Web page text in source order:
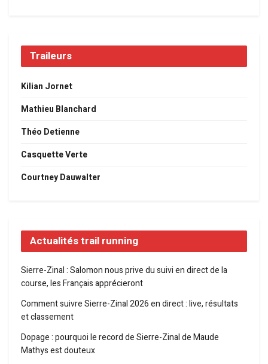
Traileurs
Kilian Jornet
Mathieu Blanchard
Théo Detienne
Casquette Verte
Courtney Dauwalter
Actualités trail running
Sierre-Zinal : Salomon nous prive du suivi en direct de la
course, les Français apprécieront
Comment suivre Sierre-Zinal 2026 en direct : live, résultats
et classement
Dopage : pourquoi le record de Sierre-Zinal de Maude
Mathys est douteux